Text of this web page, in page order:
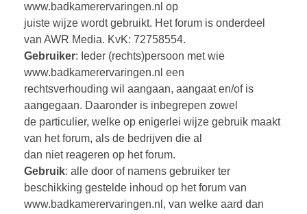
www.badkamerervaringen.nl op
juiste wijze wordt gebruikt. Het forum is onderdeel
van AWR Media. KvK: 72758554.
Gebruiker: Ieder (rechts)persoon met wie
www.badkamerervaringen.nl een
rechtsverhouding wil aangaan, aangaat en/of is
aangegaan. Daaronder is inbegrepen zowel
de particulier, welke op enigerlei wijze gebruik maakt
van het forum, als de bedrijven die al
dan niet reageren op het forum.
Gebruik: alle door of namens gebruiker ter
beschikking gestelde inhoud op het forum van
www.badkamerervaringen.nl, van welke aard dan